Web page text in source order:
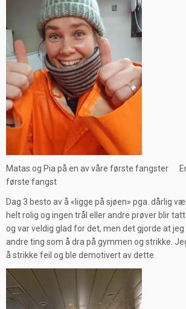
Matas og Pia på en av våre første fangster
første fangst
Dag 3 besto av å «ligge på sjøen» pga. dårlig
helt rolig og ingen trål eller andre prøver blir
og var veldig glad for det, men det gjorde at
andre ting som å dra på gymmen og strikke.
å strikke feil og ble demotivert av dette.